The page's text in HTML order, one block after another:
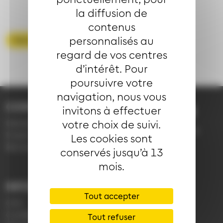
la diffusion de
contenus
personnalisés au
regard de vos centres
d’intérêt. Pour
poursuivre votre
navigation, nous vous
invitons à effectuer
votre choix de suivi.
Les cookies sont
conservés jusqu’à 13
mois.
Tout accepter
Tout refuser
Voir toutes les FAQ
Demande d'information
03 89 66 77 77
du lundi au vendredi de
7h30 à 18h00 (en
période scolaire)
INFORMATIONS LIENS
Application Soléa
Payer un PV